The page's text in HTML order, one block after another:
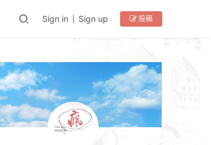
Sign in Sign up 投稿